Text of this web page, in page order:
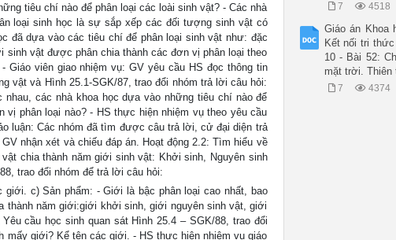
tiêu chí nào để phân loại các loài sinh vật? - Các nhà
loại sinh học là sự sắp xếp các đối tượng sinh vật có
đã dựa vào các tiêu chí để phân loại sinh vật như: đặc
vật được phân chia thành các đơn vị phân loại theo
viên giao nhiệm vụ: GV yêu cầu HS đọc thông tin
vật và Hình 25.1-SGK/87, trao đổi nhóm trả lời câu hỏi:
các nhà khoa học dựa vào những tiêu chí nào để
phân loại nào? - HS thực hiện nhiệm vụ theo yêu cầu
luận: Các nhóm đã tìm được câu trả lời, cử đại diện trả
nhận xét và chiếu đáp án. Hoạt động 2.2: Tìm hiểu về
chia thành năm giới sinh vật: Khởi sinh, Nguyên sinh
trao đổi nhóm để trả lời câu hỏi:
c) Sản phẩm: - Giới là bậc phân loại cao nhất, bao
thành năm giới:giới khởi sinh, giới nguyên sinh vật, giới
cầu học sinh quan sát Hình 25.4 – SGK/88, trao đổi
giới? Kể tên các giới. - HS thực hiện nhiệm vụ giáo
7 4518
Giáo án Khoa
Kết nối tri
10 - Bài 52:
mặt trời. Thiên
7 4374